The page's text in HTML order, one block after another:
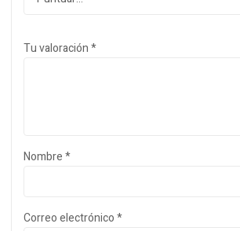
Tu valoración*
Nombre*
Correo electrónico*